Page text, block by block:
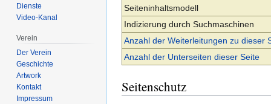
Seiteninhaltsmodell
Indizierung durch Suchmaschinen
Anzahl der Weiterleitungen zu dieser
Anzahl der Unterseiten dieser Seite
Seitenschutz
Dienste
Video-Kanal
Verein
Der Verein
Geschichte
Artwork
Kontakt
Impressum